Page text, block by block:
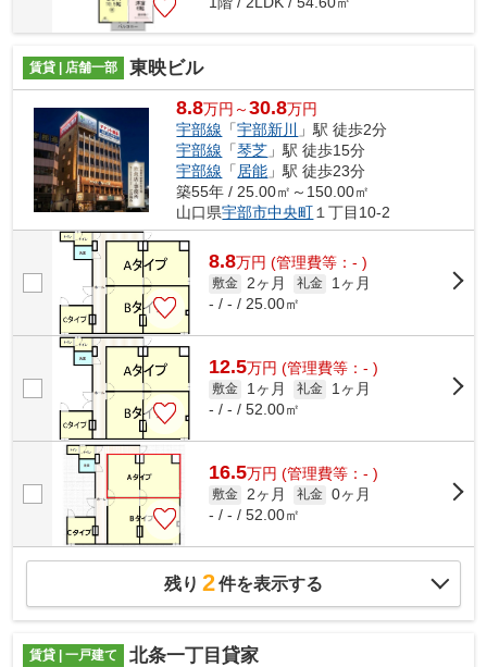
賃貸 | 店舗一部 東映ビル
8.8万円～30.8万円
宇部線 「宇部新川
」駅 徒歩2分
宇部線 「琴芝 」駅 徒歩15分
宇部線 「 居能 」駅 徒歩23分
築55年 / 25.00㎡～150.00㎡
山口県宇部市中央町 １丁目10-2
8.8万円 (管理費等：- )
敷金 2ヶ月 礼金
1ヶ月
- / - / 25.00㎡
12.5万円 (管理費等：- )
敷金 1ヶ月 礼金
1ヶ月
- / - / 52.00㎡
16.5万円 (管理費等：- )
敷金 2ヶ月 礼金 0ヶ月
- / - / 52.00㎡
残り 2件を表示する
賃貸 | 一戸建て 北条一丁目貸家